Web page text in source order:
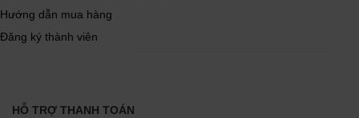
Hướng dẫn mua hàng
Đăng ký thành viên
HỖ TRỢ THANH TOÁN